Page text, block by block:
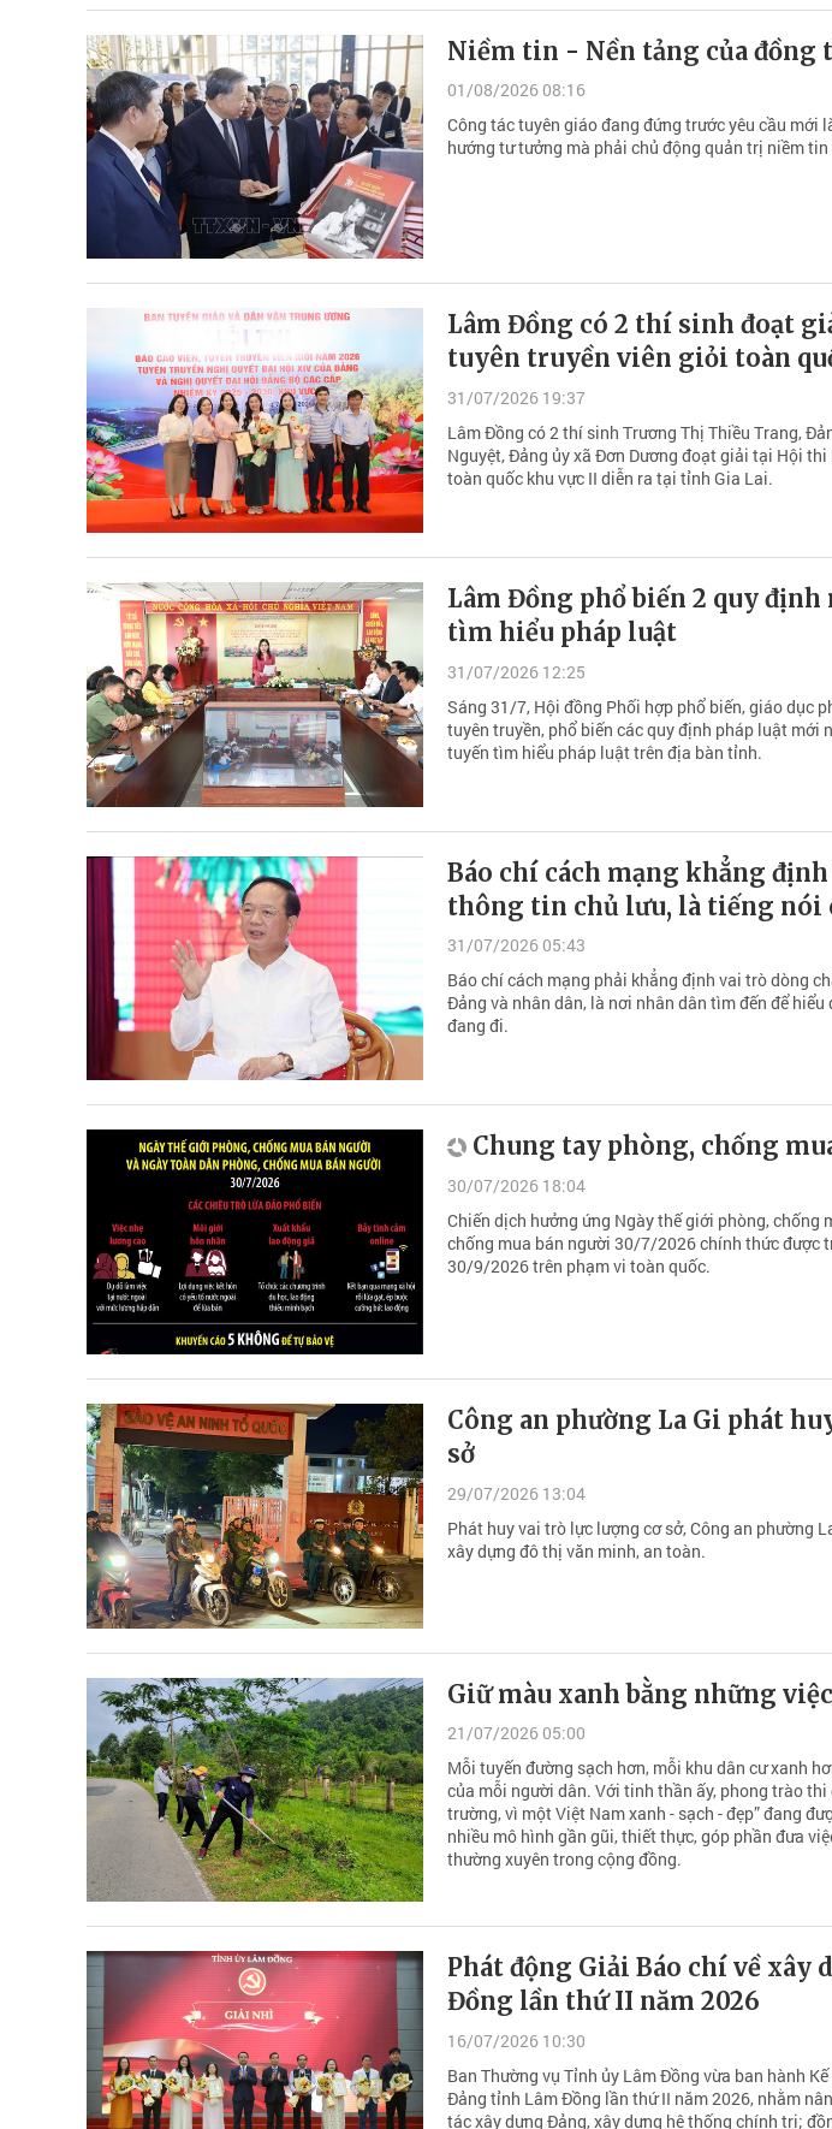
Niềm tin - Nền tảng của đồng
01/08/2026 08:16
Công tác tuyên giáo đang đứng trước yêu cầu mới
hướng tư tưởng mà phải chủ động quản trị niềm
Lâm Đồng có 2 thí sinh đoạt
tuyên truyền viên giỏi toàn
31/07/2026 19:37
Lâm Đồng có 2 thí sinh Trương Thị Thiều Trang,
Nguyệt, Đảng ủy xã Đơn Dương đoạt giải tại Hội
toàn quốc khu vực II diễn ra tại tỉnh Gia Lai.
Lâm Đồng phổ biến 2 quy
tìm hiểu pháp luật
31/07/2026 12:25
Sáng 31/7, Hội đồng Phối hợp phổ biến, giáo dục
tuyên truyền, phổ biến các quy định pháp luật mới
tuyến tìm hiểu pháp luật trên địa bàn tỉnh.
Báo chí cách mạng khẳng
thông tin chủ lưu, là tiếng nói
31/07/2026 05:43
Báo chí cách mạng phải khẳng định vai trò dòng
Đảng và nhân dân, là nơi nhân dân tìm đến để
đang đi.
Chung tay phòng, chống
30/07/2026 18:04
Chiến dịch hưởng ứng Ngày thế giới phòng, chống
chống mua bán người 30/7/2026 chính thức được
30/9/2026 trên phạm vi toàn quốc.
Công an phường La Gi phát
sở
29/07/2026 13:04
Phát huy vai trò lực lượng cơ sở, Công an phường
xây dựng đô thị văn minh, an toàn.
Giữ màu xanh bằng những
21/07/2026 05:00
Mỗi tuyến đường sạch hơn, mỗi khu dân cư xanh
của mỗi người dân. Với tinh thần ấy, phong trào thi
trường, vì một Việt Nam xanh - sạch - đẹp” đang
nhiều mô hình gần gũi, thiết thực, góp phần đưa
thường xuyên trong cộng đồng.
Phát động Giải Báo chí về xây
Đồng lần thứ II năm 2026
16/07/2026 10:30
Ban Thường vụ Tỉnh ủy Lâm Đồng vừa ban hành
Đảng tỉnh Lâm Đồng lần thứ II năm 2026, nhằm
tác xây dựng Đảng, xây dựng hệ thống chính trị;